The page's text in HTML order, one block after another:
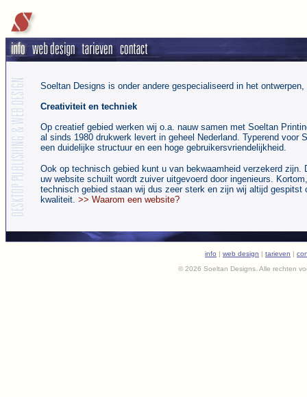
Soeltan Designs is onder andere gespecialiseerd in het
Creativiteit en techniek
Op creatief gebied werken wij o.a. nauw samen met Soeltan
al sinds 1980 drukwerk levert in geheel Nederland. Typerend voor
een duidelijke structuur en een hoge gebruikersvriendelijkheid.
Ook op technisch gebied kunt u van bekwaamheid verzekerd zijn.
uw website schuilt wordt zuiver uitgevoerd door ingenieurs.
technisch gebied staan wij dus zeer sterk en zijn wij altijd gespitst
kwaliteit. >> Waarom een website?
info | web design | tarieven |
© 2026 Soeltan Designs. Alle rechten